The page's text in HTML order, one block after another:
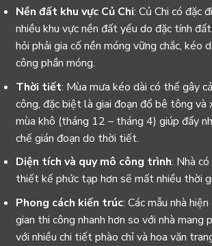
Nền đấtkhu vực Củ Chi: Củ Chi có đặc
nhiều khu vực nền đất yếu do đặc tính
hỏi phải gia cố nền móng vững chắc, kéo
công phần móng.
Thời tiết: Mùa mưa kéo dài có thể gây
công, đặc biệt là giai đoạn đổ bê tông và
mùa khô (tháng 12 – tháng 4) giúp đẩy
chế gián đoạn do thời tiết.
Diện tích và quy mô công trình: Nhà
thiết kế phức tạp hơn sẽ mất nhiều thời
Phong cách kiến trúc: Các mẫu nhà
gian thi công nhanh hơn so với nhà mang
với nhiều chi tiết phào chỉ và hoa văn